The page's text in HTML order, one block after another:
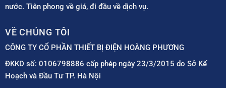
nước. Tiên phong về giá, đi đầu về dịch vụ.
VỀ CHÚNG TÔI
CÔNG TY CỔ PHẦN THIẾT BỊ ĐIỆN HOÀNG PHƯƠNG
ĐKKD số: 0106798886 cấp phép ngày 23/3/2015 do Sở Kế
Hoạch và Đầu Tư TP. Hà Nội